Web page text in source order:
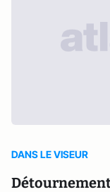
DANS LE VISEUR